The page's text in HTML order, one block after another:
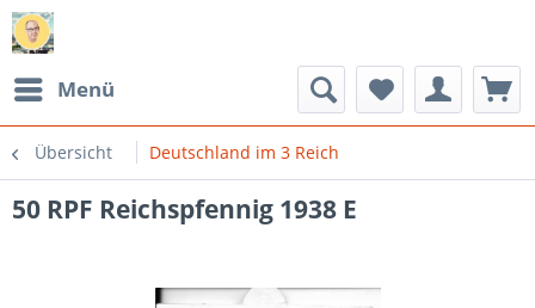
Menü
Übersicht Deutschland im 3 Reich
50 RPF Reichspfennig 1938 E